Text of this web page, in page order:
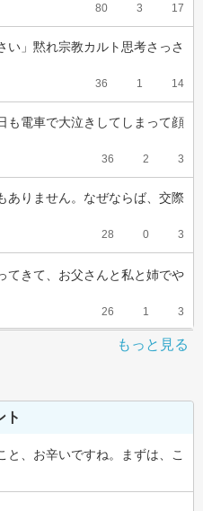
80 3 17
い」黙れ宗教カルト思考さっさ
36 1 14
も電車で大泣きしてしまって顔
36 2 3
ありません。なぜならば、交際
28 0 3
てきて、お父さんと私と姉でや
26 1 3
もっと見る
ト
、お辛いですね。まずは、こ